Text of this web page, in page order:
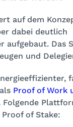
auf dem
dabei deutlich
aufgebaut. Das
und
Proof of Work
Folgende
of Stake: